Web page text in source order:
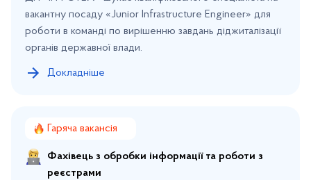
вакантну посаду «Junior Infrastructure Engineer» для
роботи в команді по вирішенню завдань діджиталізації
органів державної влади.
Докладніше
Гаряча вакансія
Фахівець з обробки інформації та роботи з
реєстрами